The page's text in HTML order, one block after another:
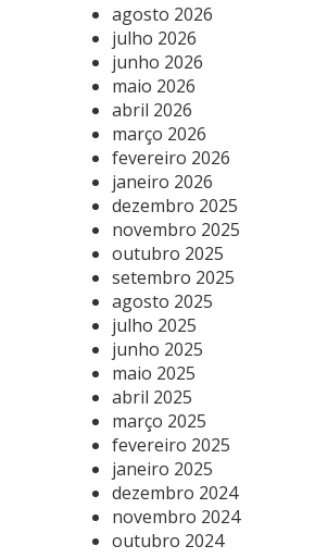
agosto 2026
julho 2026
junho 2026
maio 2026
abril 2026
março 2026
fevereiro 2026
janeiro 2026
dezembro 2025
novembro 2025
outubro 2025
setembro 2025
agosto 2025
julho 2025
junho 2025
maio 2025
abril 2025
março 2025
fevereiro 2025
janeiro 2025
dezembro 2024
novembro 2024
outubro 2024